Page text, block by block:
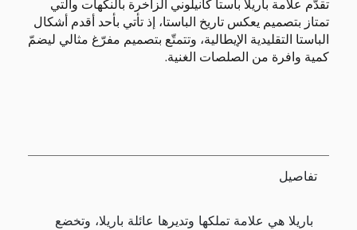
تقدّم علامة باريلا باستا كانيلوني الزاخرة بالنكهات والتي
تمتاز بتصميم يعكس تاريخ الباستا، إذ تأتي بأحد أقدم أشكال
الباستا التقليدية الإيطالية، وتتمتّع بتصميم مفرّغ مثالي ليضمّ
كمية وافرة من الصلصات الغنية.
تفاصيل
باريلا هي علامة تملكها وتديرها عائلة باريلا، وتخضع